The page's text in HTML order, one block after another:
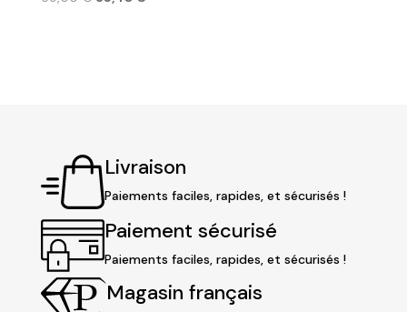
Livraison
Paiements faciles, rapides, et sécurisés !
Paiement sécurisé
Paiements faciles, rapides, et sécurisés !
Magasin français